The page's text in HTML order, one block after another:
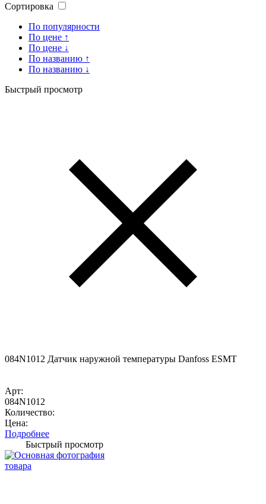
Сортировка
По популярности
По цене ↑
По цене ↓
По названию ↑
По названию ↓
Быстрый просмотр
084N1012 Датчик наружной температуры Danfoss ESMT
Арт:
084N1012
Количество:
Цена:
Подробнее
Быстрый просмотр